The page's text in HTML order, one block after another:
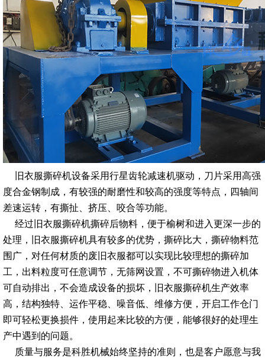
旧衣服撕碎机设备采用行星齿轮减速机驱动，刀片采用高强
度合金钢制成，有较强的耐磨性和较高的强度等特点，四轴间
差速运转，有撕扯、挤压、咬合等功能。
经过旧衣服撕碎机撕碎后物料，便于榆树和进入更深一步的
处理，旧衣服撕碎机具有较多的优势，撕碎比大，撕碎物料范
围广，对任何材质的废旧衣服都可以实现比较理想的撕碎加
工，出料粒度可任意调节，无筛网设置，不可撕碎物进入机体
可自动排出，不会造成设备的损坏，旧衣服撕碎机生产效率
高，结构独特、运作平稳、噪音低、维修方便，开启工作仓门
即可轻松更换损件，使用起来比较的方便，能够很好的处理生
产中遇到的问题。
质量与服务是科胜机械始终坚持的准则，也是客户愿意与我